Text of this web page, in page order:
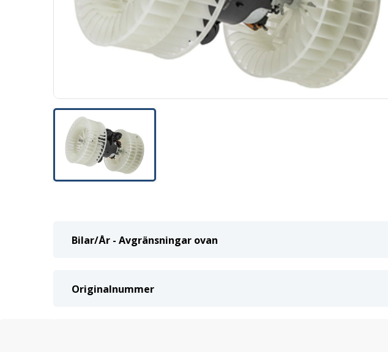
Bilar/År - Avgränsningar ovan
Originalnummer